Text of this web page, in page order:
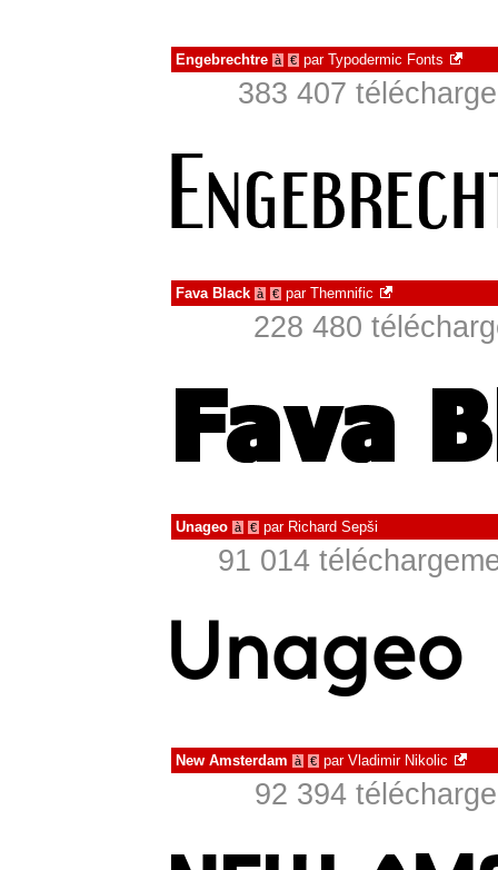
Engebrechtre à € par Typodermic Fonts
383 407
Fava Black à € par Themnific
228 480
Unageo à € par Richard Sepši
91 014
New Amsterdam à € par Vladimir Nikolic
92 394